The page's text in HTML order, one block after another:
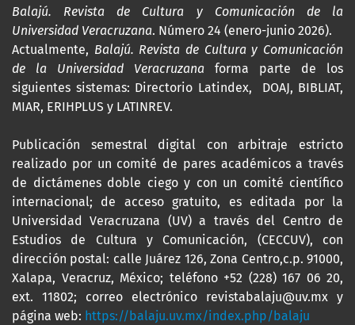
Balajú. Revista de Cultura y Comunicación de la
Universidad Veracruzana. Número 24 (enero-junio 2026).
Actualmente, Balajú. Revista de Cultura y Comunicación
de la Universidad Veracruzana forma parte de los
siguientes sistemas: Directorio Latindex, DOAJ, BIBLIAT,
MIAR, ERIHPLUS y LATINREV.
Publicación semestral digital con arbitraje estricto
realizado por un comité de pares académicos a través
de dictámenes doble ciego y con un comité científico
internacional; de acceso gratuito, es editada por la
Universidad Veracruzana (UV) a través del Centro de
Estudios de Cultura y Comunicación, (CECCUV), con
dirección postal: calle Juárez 126, Zona Centro,c.p. 91000,
Xalapa, Veracruz, México; teléfono +52 (228) 167 06 20,
ext. 11802; correo electrónico revistabalaju@uv.mx y
página web: https://balaju.uv.mx/index.php/balaju